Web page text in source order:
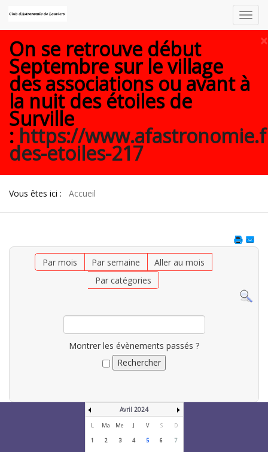
×
On se retrouve début
Septembre sur le village
des associations ou avant à
la nuit des étoiles de
Surville
: https://
des-etoiles-217
Vous êtes ici : Accueil
Par mois Par semaine
Aller au mois
Par catégories
Montrer les évènements passés ?
Avril 2024
L Ma Me J V S
D
1
2 3 4 5 6 7